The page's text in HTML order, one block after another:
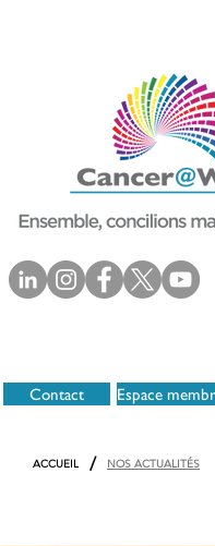
Contact Espace
ACCUEIL / NOS ACTUALITÉS